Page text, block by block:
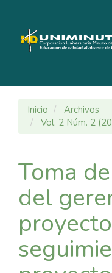
Contenido
principal
Inicio
Archivos
Vol. 2 Núm. 2
Toma
del